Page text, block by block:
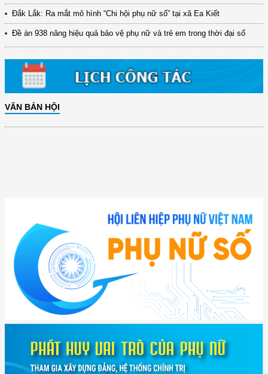
Đắk Lắk: Ra mắt mô hình “Chi hội phụ nữ số” tại xã Ea Kiết
Đề án 938 nâng hiệu quả bảo vệ phụ nữ và trẻ em trong thời đại số
VĂN BẢN HỘI
(898/KH/ĐCT) Kế hoạch thực hiện Quyết định số 2415/QĐ-TTg ngày
31/10/2025 ...
(417/QĐ-BNNMT) Quyết định phê duyệt Chương trình mục tiêu quốc gia
xây dựng ...
(891/KH-ĐCT) Kế hoạch thực hiện Nghị quyết số 72-NQ/TW ngày
9/9/2025 của Bộ ...
(2415/QĐ-TTg) Quyết định về việc phê duyệt Đề án Hỗ trợ Phụ nữ khởi
nghiệp ...